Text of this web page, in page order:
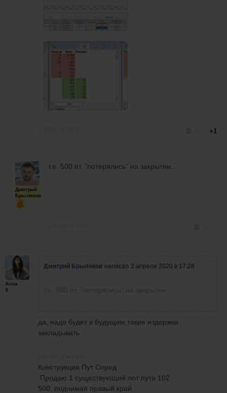
+1
Дмитрий
Брыляков
т.е. 500 пт. "потерялись" на закрытии...
Anna
S
Дмитрий Брыляков написал 2 апреля 2020 в 17:28
да, надо будет в будущем такие издержки
закладывать
Конструкция Пут Спред:
Продаю 1 существующий лот пута 102
500, поднимая правый край.